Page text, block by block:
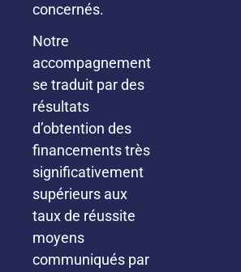
concernés.
Notre
accompagnement
se traduit par des
résultats
d’obtention des
financements très
significativement
supérieurs aux
taux de réussite
moyens
communiqués par